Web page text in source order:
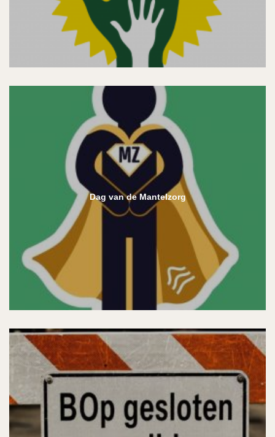
Dag van de Mantelzorg